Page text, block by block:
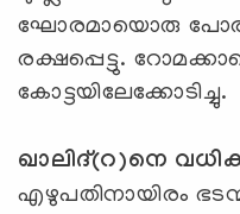
ഘോരമായൊരു
രക്ഷപ്പെട്ടു.
കോട്ടയിലേക്കോടിച്ചു.
ഖാലിദ്(റ)നെ
എഴുപതിനായിരം